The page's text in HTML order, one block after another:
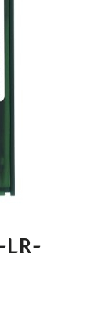
LR-